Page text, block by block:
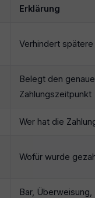
Erklärung
Verhindert spätere
Belegt den
Zahlungszeitpunkt
Wer hat die
Wofür wurde
Bar, Überweisung,